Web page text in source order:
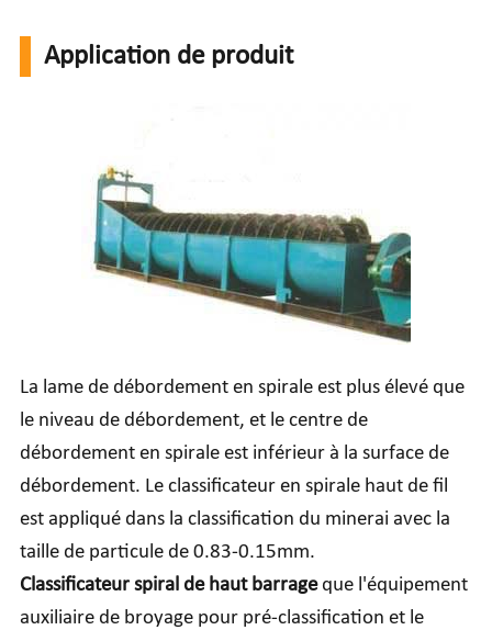
Application de produit
La lame de débordement en spirale est plus élevé que
le niveau de débordement, et le centre de
débordement en spirale est inférieur à la surface de
débordement. Le classificateur en spirale haut de fil
est appliqué dans la classification du minerai avec la
taille de particule de 0.83-0.15mm.
Classificateur spiral de haut barrageque l'équipement
auxiliaire de broyage pour pré-classification et le